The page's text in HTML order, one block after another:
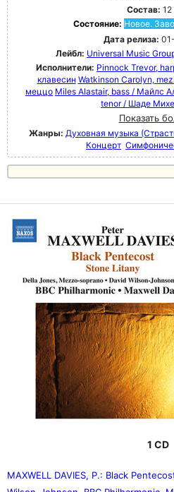
Состав: 12
Состояние: Новое.
Дата релиза:
Лейбл: Universal Music
Исполнители: Pinnock Trevor,
клавесин Watkinson Carolyn,
меццо Miles Alastair, bass / Майлс
tenor / Шаде
Показать
Жанры: Духовная музыка
Концерт
1 CD
MAXWELL DAVIES, P.: Black